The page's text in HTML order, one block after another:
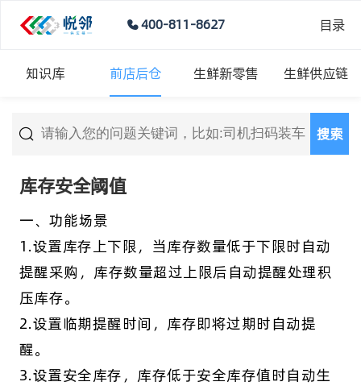
400-811-8627 目录
知识库 前店后仓 生鲜新零售 生鲜供应链
搜索
库存安全阈值
一、功能场景
1.设置库存上下限，当库存数量低于下限时自动
提醒采购，库存数量超过上限后自动提醒处理积
压库存。
2.设置临期提醒时间，库存即将过期时自动提
醒。
3.设置安全库存，库存低于安全库存值时自动生